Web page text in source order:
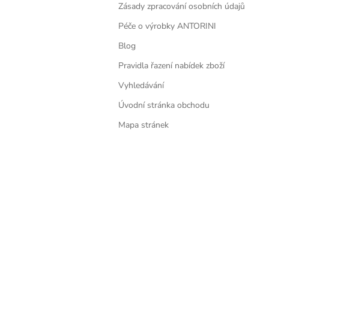
Zásady zpracování osobních údajů
Péče o výrobky ANTORINI
Blog
Pravidla řazení nabídek zboží
Vyhledávání
Úvodní stránka obchodu
Mapa stránek